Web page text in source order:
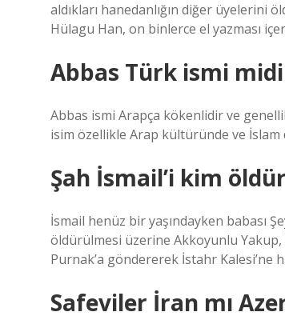
aldıkları hanedanlığın diğer üyelerini
Hülagu Han, on binlerce el yazması
Abbas Türk ismi
Abbas ismi Arapça kökenlidir ve
isim özellikle Arap kültüründe ve İslam
Şah İsmail’i kim
İsmail henüz bir yaşındayken babası
öldürülmesi üzerine Akkoyunlu Yakup,
Purnak’a göndererek İstahr Kalesi’ne
Safeviler İran mı